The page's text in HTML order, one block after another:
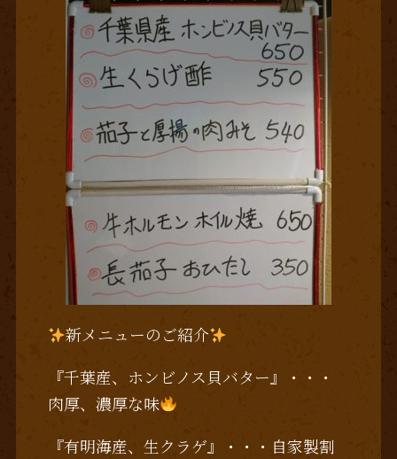
新メニューのご紹介
『千葉産、ホンビノス貝バター』・・・
肉厚、濃厚な味
『有明海産、生クラゲ』・・・自家製割